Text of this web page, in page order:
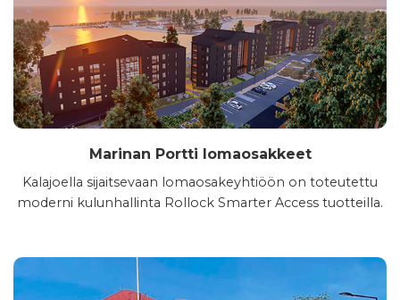
Marinan Portti lomaosakkeet
Kalajoella sijaitsevaan lomaosakeyhtiöön on toteutettu
moderni kulunhallinta Rollock Smarter Access tuotteilla.